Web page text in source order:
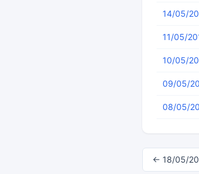
14/05/
11/05/
10/05/
09/05/
08/05/
← 18/05/